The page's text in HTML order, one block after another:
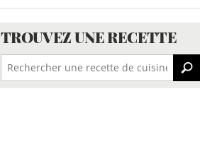
TROUVEZ UNE RECETTE